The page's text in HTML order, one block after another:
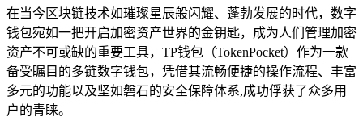
在当今区块链技术如璀璨星辰般闪耀、蓬勃发展的时代，数字
钱包宛如一把开启加密资产世界的金钥匙，成为人们管理加密
资产不可或缺的重要工具，TP钱包（TokenPocket）作为一款
备受瞩目的多链数字钱包，凭借其流畅便捷的操作流程、丰富
多元的功能以及坚如磐石的安全保障体系,成功俘获了众多用
户的青睐。